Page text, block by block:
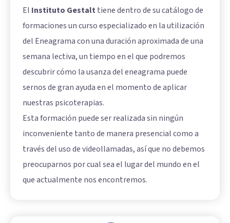
El Instituto Gestalttiene dentro de su catálogo de
formaciones un curso especializado en la utilización
del Eneagrama con una duración aproximada de una
semana lectiva, un tiempo en el que podremos
descubrir cómo la usanza del eneagrama puede
sernos de gran ayuda en el momento de aplicar
nuestras psicoterapias.
Esta formación puede ser realizada sin ningún
inconveniente tanto de manera presencial como a
través del uso de videollamadas, así que no debemos
preocuparnos por cual sea el lugar del mundo en el
que actualmente nos encontremos.